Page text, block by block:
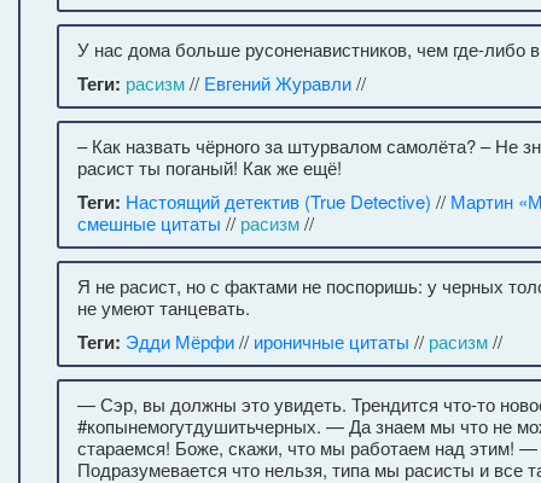
У нас дома больше русоненавистников, чем где-либо
Теги: расизм// Евгений Журавли//
– Как назвать чёрного за штурвалом самолёта? – Не
расист ты поганый! Как же ещё!
Теги: Настоящий детектив (True Detective) // Мартин
смешные цитаты // расизм//
Я не расист, но с фактами не поспоришь: у черных
не умеют танцевать.
Теги: Эдди Мёрфи// ироничные цитаты // расизм//
— Сэр, вы должны это увидеть. Трендится что-то
#копынемогутдушитьчерных. — Да знаем мы что не
стараемся! Боже, скажи, что мы работаем над этим!
Подразумевается что нельзя, типа мы расисты и все